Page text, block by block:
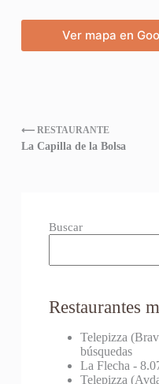
Ver mapa en
⟵ RESTAURANTE
La Capilla de la Bolsa
Buscar
Restaurantes
Telepizza
búsquedas
La Flecha -
Telepizza